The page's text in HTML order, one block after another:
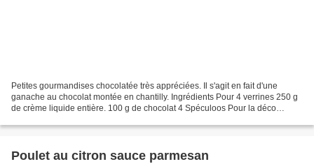
Petites gourmandises chocolatée très appréciées. Il s'agit en fait d'une
ganache au chocolat montée en chantilly. Ingrédients Pour 4 verrines 250 g
de crème liquide entière. 100 g de chocolat 4 Spéculoos Pour la déco
Poulet au citron sauce parmesan